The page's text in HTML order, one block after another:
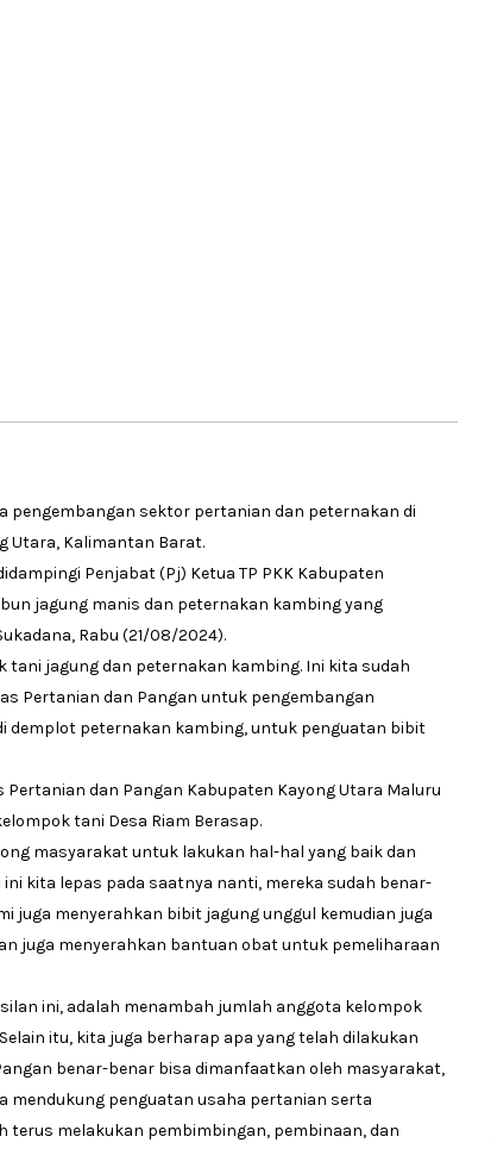
pengembangan sektor pertanian dan peternakan di
Utara, Kalimantan Barat.
Penjabat (Pj) Ketua TP PKK Kabupaten
jagung manis dan peternakan kambing yang
Rabu (21/08/2024).
tani jagung dan peternakan kambing. Ini kita sudah
Pertanian dan Pangan untuk pengembangan
demplot peternakan kambing, untuk penguatan bibit
dan Pangan Kabupaten Kayong Utara Maluru
tani Desa Riam Berasap.
masyarakat untuk lakukan hal-hal yang baik dan
kita lepas pada saatnya nanti, mereka sudah benar-
juga menyerahkan bibit jagung unggul kemudian juga
juga menyerahkan bantuan obat untuk pemeliharaan
ini, adalah menambah jumlah anggota kelompok
itu, kita juga berharap apa yang telah dilakukan
benar-benar bisa dimanfaatkan oleh masyarakat,
mendukung penguatan usaha pertanian serta
terus melakukan pembimbingan, pembinaan, dan